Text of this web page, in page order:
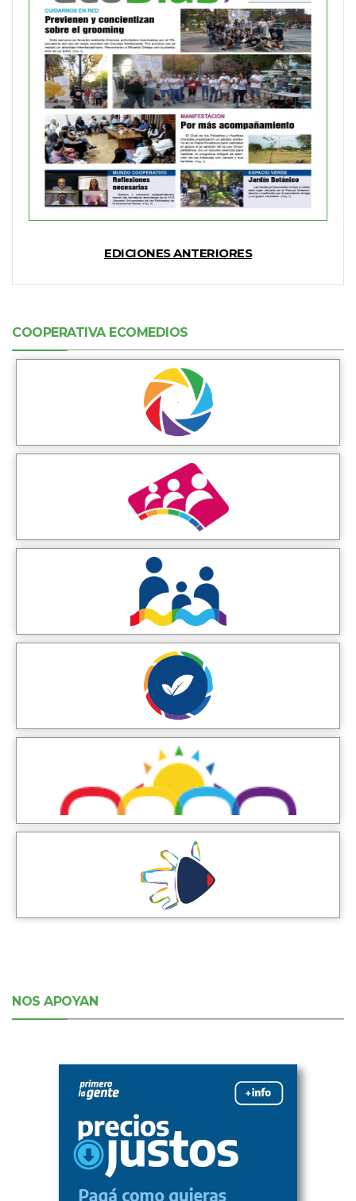
EDICIONES ANTERIORES
COOPERATIVA ECOMEDIOS
NOS APOYAN